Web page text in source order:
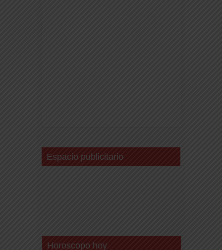
Espacio publicitario
Horoscopo hoy